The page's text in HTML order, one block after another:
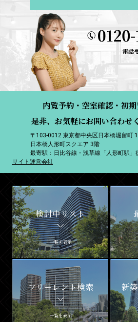
電話
内覧予約・空室確認・初
是非、お気軽にお問い合わせ
〒103-0012 東京都中央区日本橋堀留町
日本橋人形町スクエア 3階
最寄駅：日比谷線・浅草線「人形町駅」
サイト運営会社
検討中リスト
一覧を表示
フリーレント検索
一覧を表示
新